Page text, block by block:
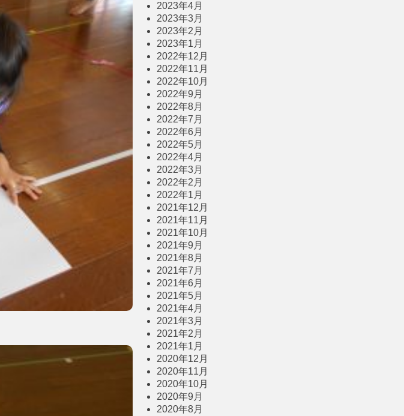
2023年4月
2023年3月
2023年2月
2023年1月
2022年12月
2022年11月
2022年10月
2022年9月
2022年8月
2022年7月
2022年6月
2022年5月
2022年4月
2022年3月
2022年2月
2022年1月
2021年12月
2021年11月
2021年10月
2021年9月
2021年8月
2021年7月
2021年6月
2021年5月
2021年4月
2021年3月
2021年2月
2021年1月
2020年12月
2020年11月
2020年10月
2020年9月
2020年8月